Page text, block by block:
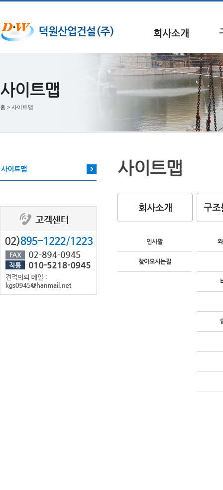
회사소개
사이트맵
홈 > 사이트맵
사이트맵 사이트맵
회사소개
인사말
찾아오시는길
구조